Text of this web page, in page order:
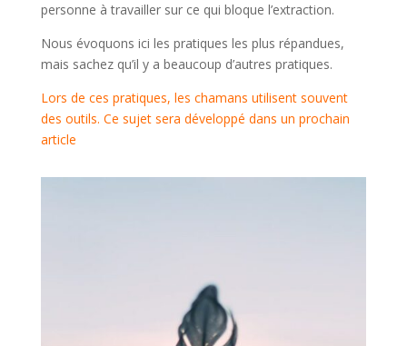
personne à travailler sur ce qui bloque l’extraction.
Nous évoquons ici les pratiques les plus répandues,
mais sachez qu’il y a beaucoup d’autres pratiques.
Lors de ces pratiques, les chamans utilisent souvent
des outils. Ce sujet sera développé dans un prochain
article